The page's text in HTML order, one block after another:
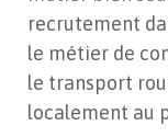
recrutement
le métier de
le transport
localement au